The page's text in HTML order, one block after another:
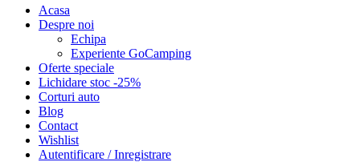
Acasa
Despre noi
Echipa
Experiente GoCamping
Oferte speciale
Lichidare stoc -25%
Corturi auto
Blog
Contact
Wishlist
Autentificare / Inregistrare